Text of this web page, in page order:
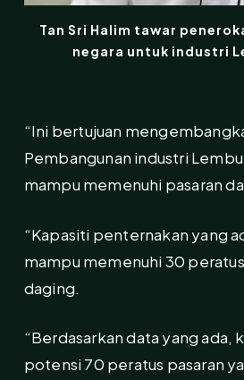
Tan Sri Halim tawar
negara untuk industri
“Ini bertujuan
Pembangunan industri
mampu memenuhi pasaran
“Kapasiti penternakan yang
mampu memenuhi 30
daging.
“Berdasarkan data yang ada,
potensi 70 peratus pasaran